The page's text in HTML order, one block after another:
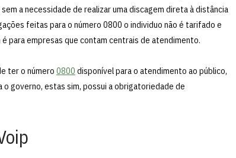
a necessidade de realizar uma discagem direta à distância
feitas para o número 0800 o individuo não é tarifado e
para empresas que contam centrais de atendimento.
ter o número 0800 disponível para o atendimento ao público,
governo, estas sim, possui a obrigatoriedade de